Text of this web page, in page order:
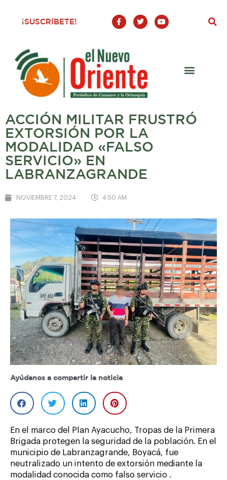
¡SUSCRÍBETE!
F
a
c
o
o
-
T
w
i
Y
o
u
ACCIÓN MILITAR FRUSTRÓ
EXTORSIÓN POR LA
MODALIDAD «FALSO
SERVICIO» EN
LABRANZAGRANDE
NOVIEMBRE 7, 2024 4:50 AM
Ayúdanos a compartir la noticia
En el marco del Plan Ayacucho, Tropas de la Primera
Brigada protegen la seguridad de la población. En el
municipio de Labranzagrande, Boyacá, fue
neutralizado un intento de extorsión mediante la
modalidad conocida como falso servicio .